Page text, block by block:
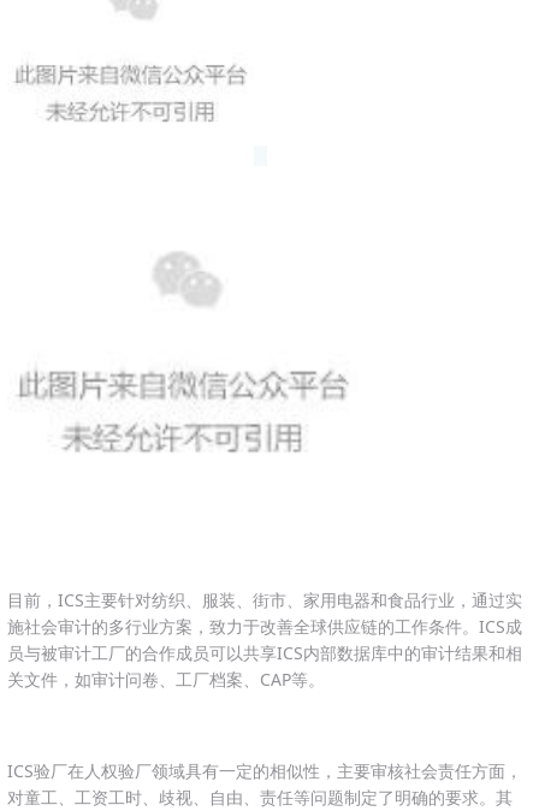
目前，ICS主要针对纺织、服装、街市、家用电器和食品行业，通过实
施社会审计的多行业方案，致力于改善全球供应链的工作条件。ICS成
员与被审计工厂的合作成员可以共享ICS内部数据库中的审计结果和相
关文件，如审计问卷、工厂档案、CAP等。
ICS验厂在人权验厂领域具有一定的相似性，主要审核社会责任方面，
对童工、工资工时、歧视、自由、责任等问题制定了明确的要求。其